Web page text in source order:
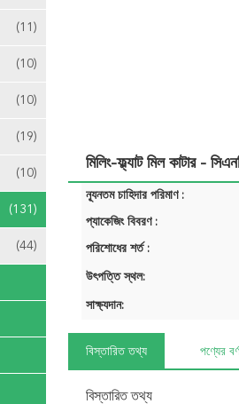
(11)
(10)
(10)
(19)
(10)
(131)
(44)
মিলিং-ফ্ল্যাট মিল কাটার -
ন্যূনতম চাহিদার পরিমাণ :
প্যাকেজিং বিবরণ :
পরিশোধের শর্ত :
উৎপত্তি স্থল:
সাক্ষ্যদান:
বিস্তারিত তথ্য পণ্যের
বিস্তারিত তথ্য